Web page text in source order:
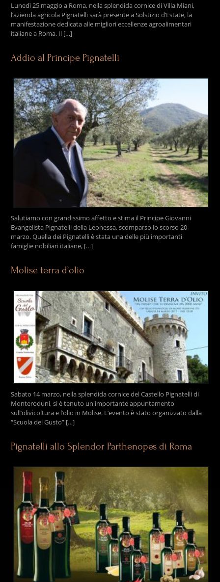
Lunedì 25 maggio a Roma, nella splendida cornice di Villa Miani,
l’azienda agricola Pignatelli sarà presente a Solstizio d’Estate, la
manifestazione dedicata alle migliori eccellenze agroalimentari
italiane a Roma. Il […]
Addio al Principe Pignatelli
Salutiamo con grandissimo affetto e stima il Principe Giovanni
Evangelista Pignatelli della Leonessa, scomparso lo scorso 20
marzo. Quella dei Pignatelli è stata una delle più importanti
famiglie nobiliari italiane, […]
Molise terra d’olio
Sabato 14 marzo, nella splendida cornice del Castello Pignatelli di
Monteroduni, si è tenuto un importante appuntamento
sull’olivicoltura e l’olio in Molise. L’evento è stato organizzato dalla
“Scuola del Gusto” […]
Pignatelli allo Splendor Parthenopes di Roma